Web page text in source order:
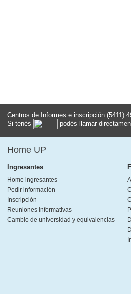
Centros de Informes e inscripción (5411)
Si tenés
podés llamar
Home UP
Ingresantes
Home ingresantes
Pedir información
Inscripción
Reuniones informativas
Cambio de universidad y equivalencias